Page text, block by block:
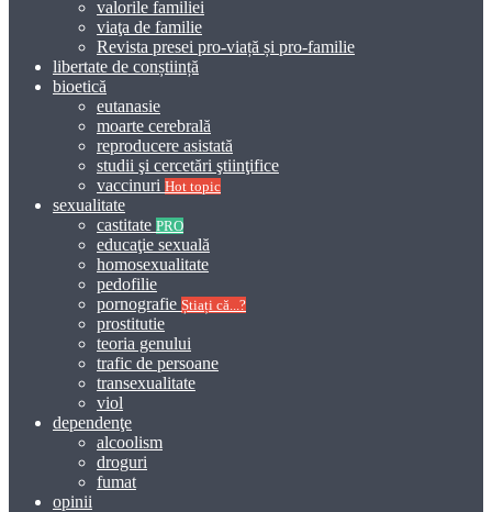
valorile familiei
viaţa de familie
Revista presei pro-viață și pro-familie
libertate de conștiință
bioetică
eutanasie
moarte cerebrală
reproducere asistată
studii şi cercetări ştiinţifice
vaccinuri Hot topic
sexualitate
castitate PRO
educaţie sexuală
homosexualitate
pedofilie
pornografie Știați că...?
prostitutie
teoria genului
trafic de persoane
transexualitate
viol
dependenţe
alcoolism
droguri
fumat
opinii